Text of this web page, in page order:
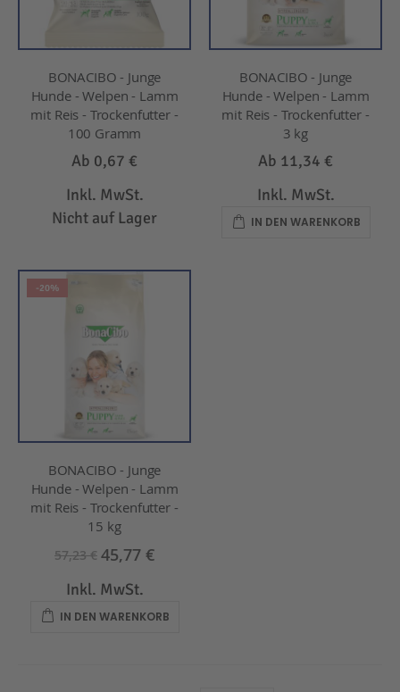
BONACIBO - Junge
Hunde - Welpen - Lamm
mit Reis - Trockenfutter -
100 Gramm
Ab 0,67 €
Inkl. MwSt.
Nicht auf Lager
BONACIBO - Junge
Hunde - Welpen - Lamm
mit Reis - Trockenfutter -
3 kg
Ab 11,34 €
Inkl. MwSt.
IN DEN WARENKORB
-20%
BONACIBO - Junge
Hunde - Welpen - Lamm
mit Reis - Trockenfutter -
15 kg
57,23 € 45,77 €
Inkl. MwSt.
IN DEN WARENKORB